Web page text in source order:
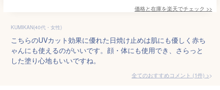
価格と在庫を楽天でチェック >>
KUMIKAN(40代・女性)
こちらのUVカット効果に優れた日焼け止めは肌にも優しく赤ち
ゃんにも使えるのがいいです。顔・体にも使用でき、さらっと
した塗り心地もいいですね。
全てのおすすめコメント (1件) >